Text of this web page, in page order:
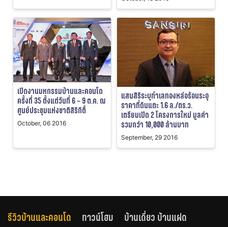
เปิดงานมหกรรมบ้านและคอนโด
ครั้งที่ 35 ตั้งแต่วันที่ 6 – 9 ต.ค. ณ
ศูนย์ประชุมแห่งชาติสิริกิติ์
October, 06 2016
แสนสิริระบุทำเลทองหล่อร้อนระอุ
ราคาที่ดินแตะ 1.6 ล./ตร.ว.
เตรียมเปิด 2 โครงการใหม่ มูลค่า
รวมกว่า 10,000 ล้านบาท
September, 29 2016
รีวิวบ้านและคอนโด ทาวน์โฮม
บ้านเดี่ยว บ้านแฝด